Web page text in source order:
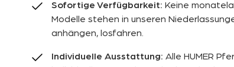
Sofortige Verfügbarkeit: Keine
Modelle stehen in unseren
anhängen, losfahren.
Individuelle Ausstattung: Alle HUMER